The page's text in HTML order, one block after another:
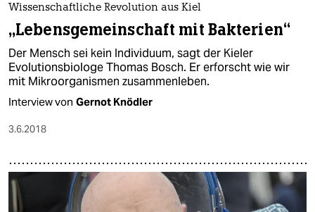
Wissenschaftliche Revolution aus Kiel
„Lebensgemeinschaft mit Bakterien“
Der Mensch sei kein Individuum, sagt der Kieler
Evolutionsbiologe Thomas Bosch. Er erforscht wie wir
mit Mikroorganismen zusammenleben.
Interview von Gernot Knödler
3.6.2018